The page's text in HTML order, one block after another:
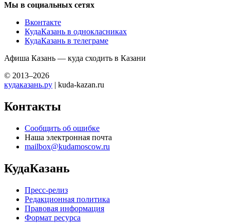
Мы в социальных сетях
Вконтакте
КудаКазань в однокласниках
КудаКазань в телеграме
Афиша Казань — куда сходить в Казани
© 2013–2026
кудаказань.ру | kuda-kazan.ru
Контакты
Сообщить об ошибке
Наша электронная почта
mailbox@kudamoscow.ru
КудаКазань
Пресс-релиз
Редакционная политика
Правовая информация
Формат ресурса